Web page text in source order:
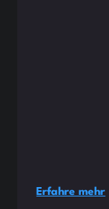
Erfahre mehr